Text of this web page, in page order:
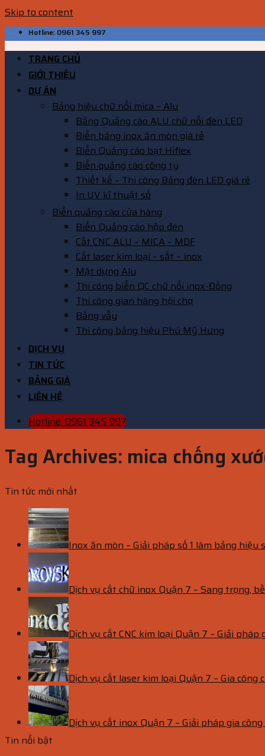
Skip to content
Hotline: 0961 345 997
TRANG CHỦ
GIỚI THIỆU
DỰ ÁN
Bảng hiệu chữ nổi mica – Alu
Bảng Quảng cáo ALU chữ nổi đèn LED
Biển bảng inox ăn mòn giá rẻ
Biển Quảng cáo bạt Hiflex
Biển quảng cáo công ty
Thiết kế – Thi công Bảng đèn LED giá rẻ
In UV kĩ thuật số
Biển quảng cáo cửa hàng
Biển Quảng cáo hộp đèn
Cắt CNC ALU – MICA – MDF
Cắt laser kim loại – sắt – inox
Mặt dựng Alu
Thi công biển QC chữ nổi inox-Đồng
Thi công gian hàng hội chợ
Bảng vẫy
Thi công bảng hiệu Phú Mỹ Hưng
DỊCH VỤ
TIN TỨC
BẢNG GIÁ
LIÊN HỆ
Hotline: 0961 345 997
Tag Archives: mica chống
Tin tức mới nhất
Inox ăn mòn – Giải pháp số 1 làm bảng
Dịch vụ cắt chữ inox Quận 7 – Sang trọng,
Dịch vụ cắt CNC kim loại Quận 7 – Giải
Dịch vụ cắt laser kim loại Quận 7 – Gia
Dịch vụ cắt inox Quận 7 – Giải pháp gia
Tin nổi bật